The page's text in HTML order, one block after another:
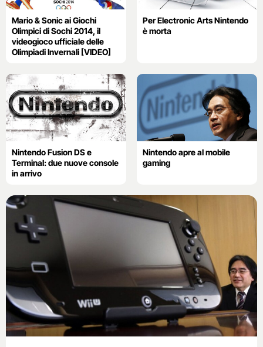
Mario & Sonic ai Giochi
Olimpici di Sochi 2014, il
videogioco ufficiale delle
Olimpiadi Invernali [VIDEO]
Per Electronic Arts Nintendo
è morta
Nintendo Fusion DS e
Terminal: due nuove console
in arrivo
Nintendo apre al mobile
gaming